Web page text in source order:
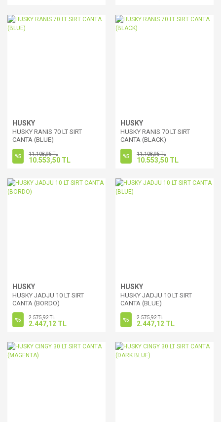
HUSKY
HUSKY RANIS 70 LT SIRT
CANTA (BLUE)
%5 11.108,95 TL
10.553,50 TL
HUSKY
HUSKY RANIS 70 LT SIRT
CANTA (BLACK)
%5 11.108,95 TL
10.553,50 TL
HUSKY
HUSKY JADJU 10 LT SIRT
CANTA (BORDO)
%5 2.575,92 TL
2.447,12 TL
HUSKY
HUSKY JADJU 10 LT SIRT
CANTA (BLUE)
%5 2.575,92 TL
2.447,12 TL